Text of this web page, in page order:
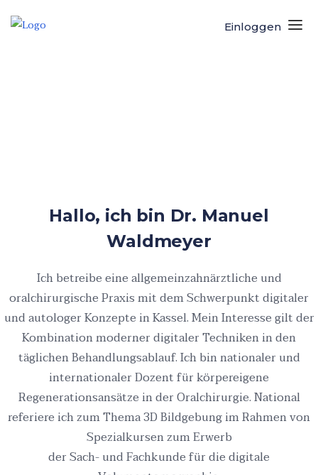
Einloggen
Hallo, ich bin Dr. Manuel
Waldmeyer
Ich betreibe eine allgemeinzahnärztliche und
oralchirurgische Praxis mit dem Schwerpunkt digitaler
und autologer Konzepte in Kassel. Mein Interesse gilt der
Kombination moderner digitaler Techniken in den
täglichen Behandlungsablauf. Ich bin nationaler und
internationaler Dozent für körpereigene
Regenerationsansätze in der Oralchirurgie. National
referiere ich zum Thema 3D Bildgebung im Rahmen von
Spezialkursen zum Erwerb
der Sach- und Fachkunde für die digitale